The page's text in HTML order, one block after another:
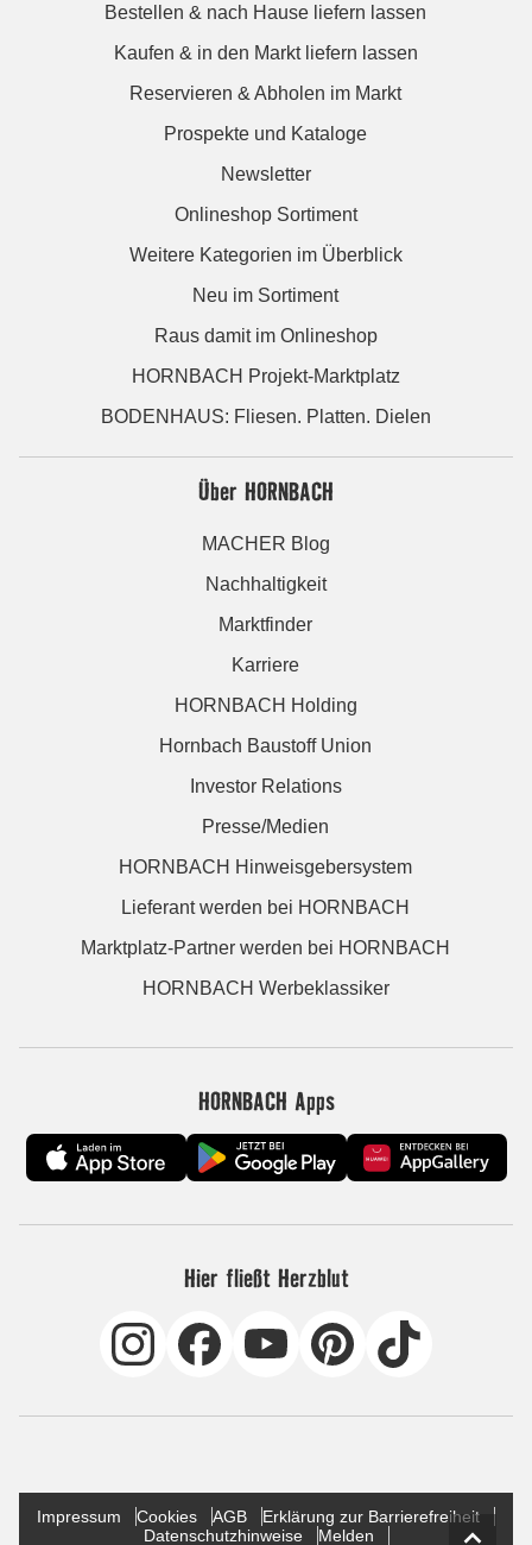
Bestellen & nach Hause liefern lassen
Kaufen & in den Markt liefern lassen
Reservieren & Abholen im Markt
Prospekte und Kataloge
Newsletter
Onlineshop Sortiment
Weitere Kategorien im Überblick
Neu im Sortiment
Raus damit im Onlineshop
HORNBACH Projekt-Marktplatz
BODENHAUS: Fliesen. Platten. Dielen
Über HORNBACH
MACHER Blog
Nachhaltigkeit
Marktfinder
Karriere
HORNBACH Holding
Hornbach Baustoff Union
Investor Relations
Presse/Medien
HORNBACH Hinweisgebersystem
Lieferant werden bei HORNBACH
Marktplatz-Partner werden bei HORNBACH
HORNBACH Werbeklassiker
HORNBACH Apps
Hier fließt Herzblut
Impressum Cookies AGB
Erklärung zur Barrierefreiheit
Datenschutzhinweise
Melden